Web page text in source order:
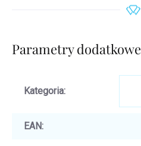
Parametry dodatkowe
Kategoria:
EAN: